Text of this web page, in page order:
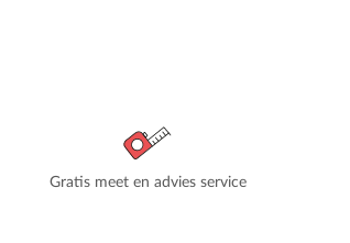
Gratis meet en advies service